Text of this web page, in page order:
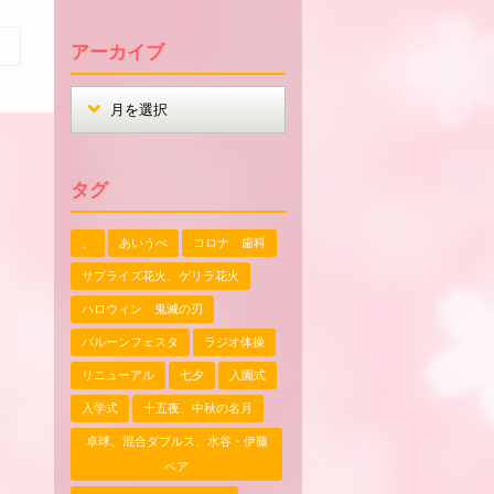
アーカイブ
タグ
あいうべ コロナ 歯科
サプライズ花火、ゲリラ花火
ハロウィン 鬼滅の刃
バルーンフェスタ ラジオ体操
リニューアル 七夕 入園式
入学式 十五夜、中秋の名月
卓球、混合ダブルス、水谷・伊藤
ペア